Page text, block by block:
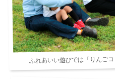
ふれあいい遊びでは「りんご